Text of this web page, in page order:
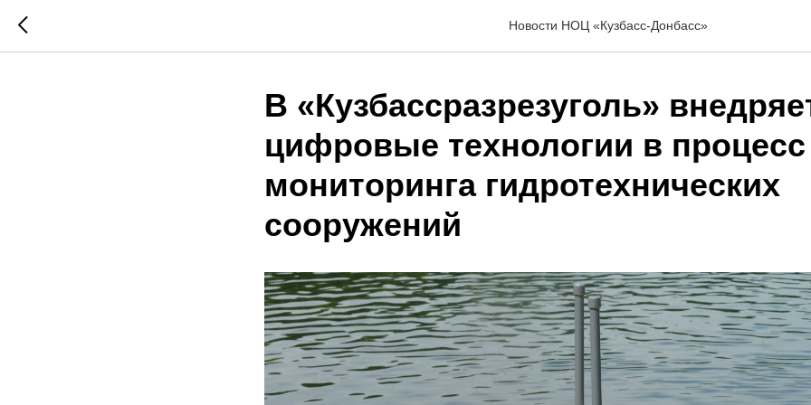
Новости НОЦ «Кузбасс-Донбасс»
В «Кузбассразрезуголь»
цифровые технологии в процесс
мониторинга гидротехнических
сооружений